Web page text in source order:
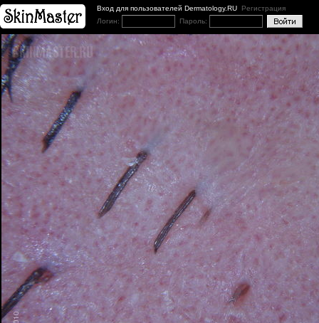
Вход для пользователей Dermatology.RU Регистрация
Логин:
Пароль: